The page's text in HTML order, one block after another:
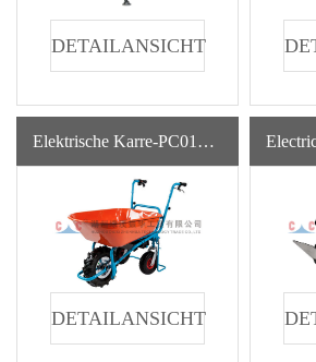
DETAILANSICHT
Elektrische Karre-PC010-02 Blau 120L
DETAILANSICHT